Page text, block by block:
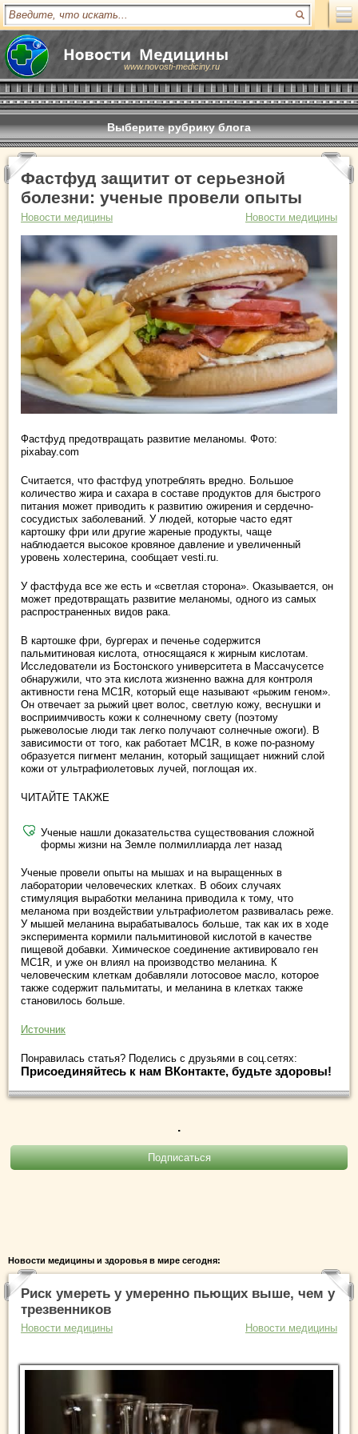
www.novosti-mediciny.ru
Выберите рубрику блога
Фастфуд защитит от серьезной
болезни: ученые провели опыты
Новости медицины Новости медицины
Фастфуд предотвращать развитие меланомы. Фото:
pixabay.com
Считается, что фастфуд употреблять вредно. Большое
количество жира и сахара в составе продуктов для быстрого
питания может приводить к развитию ожирения и сердечно-
сосудистых заболеваний. У людей, которые часто едят
картошку фри или другие жареные продукты, чаще
наблюдается высокое кровяное давление и увеличенный
уровень холестерина, сообщает vesti.ru.
У фастфуда все же есть и «светлая сторона». Оказывается, он
может предотвращать развитие меланомы, одного из самых
распространенных видов рака.
В картошке фри, бургерах и печенье содержится
пальмитиновая кислота, относящаяся к жирным кислотам.
Исследователи из Бостонского университета в Массачусетсе
обнаружили, что эта кислота жизненно важна для контроля
активности гена MC1R, который еще называют «рыжим геном».
Он отвечает за рыжий цвет волос, светлую кожу, веснушки и
восприимчивость кожи к солнечному свету (поэтому
рыжеволосые люди так легко получают солнечные ожоги). В
зависимости от того, как работает MC1R, в коже по-разному
образуется пигмент меланин, который защищает нижний слой
кожи от ультрафиолетовых лучей, поглощая их.
ЧИТАЙТЕ ТАКЖЕ
Ученые нашли доказательства существования сложной
формы жизни на Земле полмиллиарда лет назад
Ученые провели опыты на мышах и на выращенных в
лаборатории человеческих клетках. В обоих случаях
стимуляция выработки меланина приводила к тому, что
меланома при воздействии ультрафиолетом развивалась реже.
У мышей меланина вырабатывалось больше, так как их в ходе
эксперимента кормили пальмитиновой кислотой в качестве
пищевой добавки. Химическое соединение активировало ген
MC1R, и уже он влиял на производство меланина. К
человеческим клеткам добавляли лотосовое масло, которое
также содержит пальмитаты, и меланина в клетках также
становилось больше.
Источник
Понравилась статья? Поделись с друзьями в соц.сетях:
Присоединяйтесь к нам ВКонтакте, будьте здоровы!
.
Новости медицины и здоровья в мире сегодня:
Риск умереть у умеренно пьющих выше, чем у
трезвенников
Новости медицины Новости медицины